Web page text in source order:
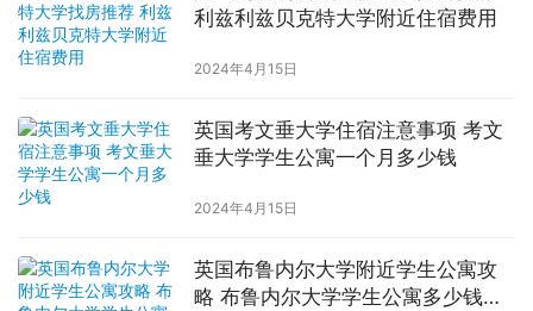
利兹利兹贝克特大学附近住宿费用
2024年4月15日
英国考文垂大学住宿注意事项 考文
垂大学学生公寓一个月多少钱
2024年4月15日
英国布鲁内尔大学附近学生公寓攻
略 布鲁内尔大学学生公寓多少钱一